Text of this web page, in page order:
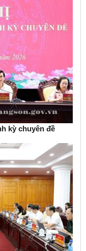
kỳ chuyên đề